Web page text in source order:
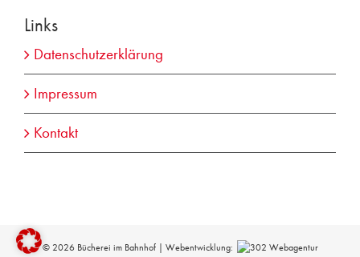
Links
Datenschutzerklärung
Impressum
Kontakt
© 2026 Bücherei im Bahnhof | Webentwicklung: